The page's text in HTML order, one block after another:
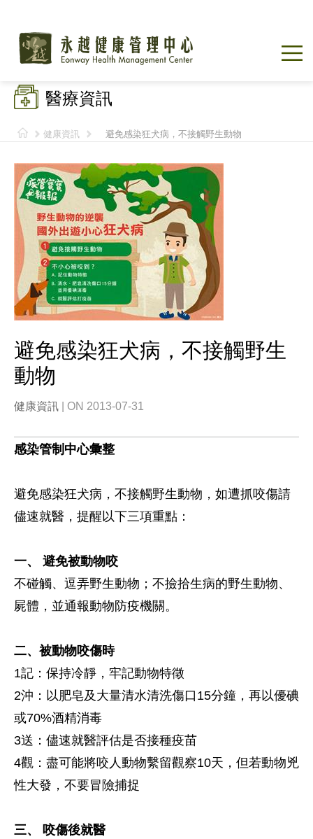
醫療資訊
健康資訊 避免感染狂犬病，不接觸野生動物
避免感染狂犬病，不接觸野生
動物
健康資訊 | ON 2013-07-31
感染管制中心彙整
避免感染狂犬病，不接觸野生動物，如遭抓咬傷請
儘速就醫， 提醒以下三項重點：
一、 避免被動物咬
不碰觸、逗弄野生動物；不撿拾生病的野生動物、
屍體，並通報動物防疫機關。
二、被動物咬傷時
1記：保持冷靜，牢記動物特徵
2沖：以肥皂及大量清水清洗傷口15分鐘，再以優碘
或70%酒精消毒
3送：儘速就醫評估是否接種疫苗
4觀：盡可能將咬人動物繫留觀察10天，但若動物兇
性大發，不要冒險捕捉
三、 咬傷後就醫